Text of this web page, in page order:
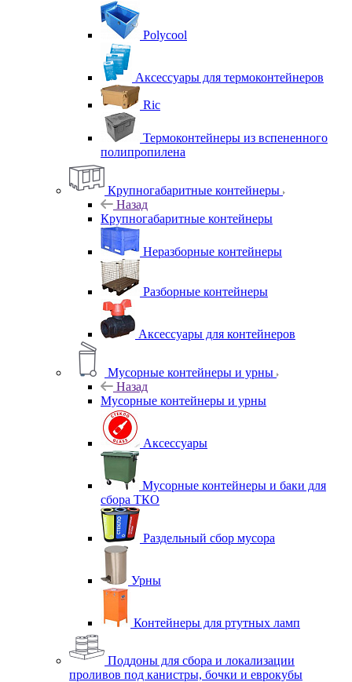
Polycool
Аксессуары для термоконтейнеров
Ric
Термоконтейнеры из вспененного
полипропилена
Крупногабаритные контейнеры
Назад
Крупногабаритные контейнеры
Неразборные контейнеры
Разборные контейнеры
Аксессуары для контейнеров
Мусорные контейнеры и урны
Назад
Мусорные контейнеры и урны
Аксессуары
Мусорные контейнеры и баки для
сбора ТКО
Раздельный сбор мусора
Урны
Контейнеры для ртутных ламп
Поддоны для сбора и локализации
проливов под канистры, бочки и еврокубы